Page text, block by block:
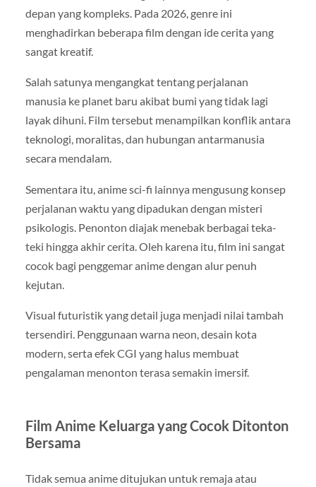
depan yang kompleks. Pada 2026, genre ini
menghadirkan beberapa film dengan ide cerita yang
sangat kreatif.
Salah satunya mengangkat tentang perjalanan
manusia ke planet baru akibat bumi yang tidak lagi
layak dihuni. Film tersebut menampilkan konflik antara
teknologi, moralitas, dan hubungan antarmanusia
secara mendalam.
Sementara itu, anime sci-fi lainnya mengusung konsep
perjalanan waktu yang dipadukan dengan misteri
psikologis. Penonton diajak menebak berbagai teka-
teki hingga akhir cerita. Oleh karena itu, film ini sangat
cocok bagi penggemar anime dengan alur penuh
kejutan.
Visual futuristik yang detail juga menjadi nilai tambah
tersendiri. Penggunaan warna neon, desain kota
modern, serta efek CGI yang halus membuat
pengalaman menonton terasa semakin imersif.
Film Anime Keluarga yang Cocok Ditonton
Bersama
Tidak semua anime ditujukan untuk remaja atau